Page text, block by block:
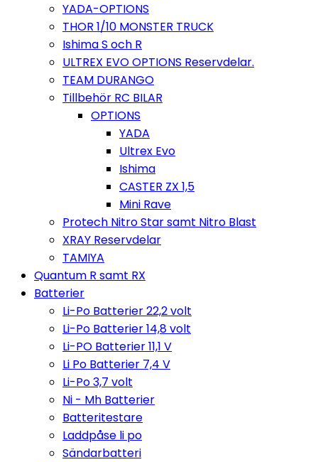
YADA-OPTIONS
THOR 1/10 MONSTER TRUCK
Ishima S och R
ULTREX EVO OPTIONS Reservdelar.
TEAM DURANGO
Tillbehör RC BILAR
OPTIONS
YADA
Ultrex Evo
Ishima
CASTER ZX 1,5
Mini Rave
Protech Nitro Star samt Nitro Blast
XRAY Reservdelar
TAMIYA
Quantum R samt RX
Batterier
Li-Po Batterier 22,2 volt
Li-Po Batterier 14,8 volt
Li-PO Batterier 11,1 V
Li Po Batterier 7,4 V
Li-Po 3,7 volt
Ni - Mh Batterier
Batteritestare
Laddpåse li po
Sändarbatteri